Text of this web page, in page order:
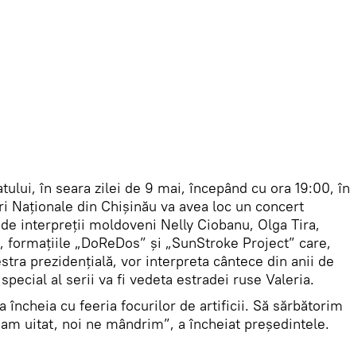
în seara zilei de 9 mai, începând cu ora 19:00, în
Naționale din Chișinău va avea loc un concert
interpreții moldoveni Nelly Ciobanu, Olga Tira,
formațiile „DoReDos” și „SunStroke Project” care,
prezidențială, vor interpreta cântece din anii de
al serii va fi vedeta estradei ruse Valeria.
încheia cu feeria focurilor de artificii. Să sărbătorim
uitat, noi ne mândrim”, a încheiat președintele.